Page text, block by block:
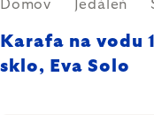
Domov Jedáleň
Karafa na vodu
sklo, Eva Solo